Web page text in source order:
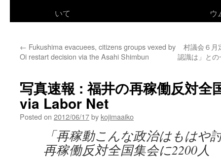
いて
ウ
← Fukushima evacuees, citizens groups vexed by
Oi restart decision via the Asahi Shimbun
村議会６
認識は」と
写真速報 : 福井の再稼働反対全
via Labor Net
Posted on 2012/06/17by kojimaaiko
「再稼動こんな政治はもはや
再稼働反対全国集会に2200人